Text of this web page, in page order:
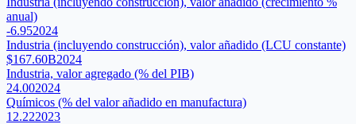
anual)
-6.952024
Industria (incluyendo construcción), valor añadido (LCU constante)
$167.60B2024
Industria, valor agregado (% del PIB)
24.002024
Químicos (% del valor añadido en manufactura)
12.222023